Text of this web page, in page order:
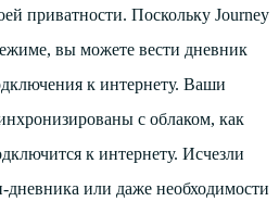
приватности. Поскольку Journey
вы можете вести дневник
к интернету. Ваши
с облаком, как
к интернету. Исчезли
дневника или даже необходимости